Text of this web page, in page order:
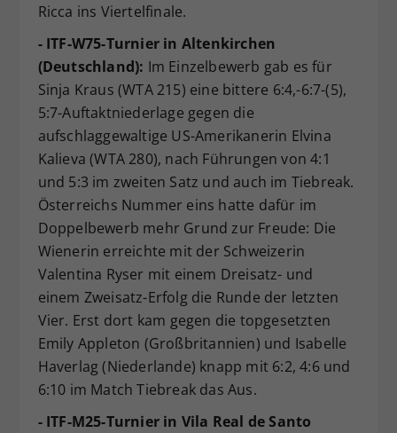
Ricca ins Viertelfinale.
- ITF-W75-Turnier in Altenkirchen
(Deutschland): Im Einzelbewerb gab es für
Sinja Kraus (WTA 215) eine bittere 6:4,-6:7-(5),
5:7-Auftaktniederlage gegen die
aufschlaggewaltige US-Amerikanerin Elvina
Kalieva (WTA 280), nach Führungen von 4:1
und 5:3 im zweiten Satz und auch im Tiebreak.
Österreichs Nummer eins hatte dafür im
Doppelbewerb mehr Grund zur Freude: Die
Wienerin erreichte mit der Schweizerin
Valentina Ryser mit einem Dreisatz- und
einem Zweisatz-Erfolg die Runde der letzten
Vier. Erst dort kam gegen die topgesetzten
Emily Appleton (Großbritannien) und Isabelle
Haverlag (Niederlande) knapp mit 6:2, 4:6 und
6:10 im Match Tiebreak das Aus.
- ITF-M25-Turnier in Vila Real de Santo